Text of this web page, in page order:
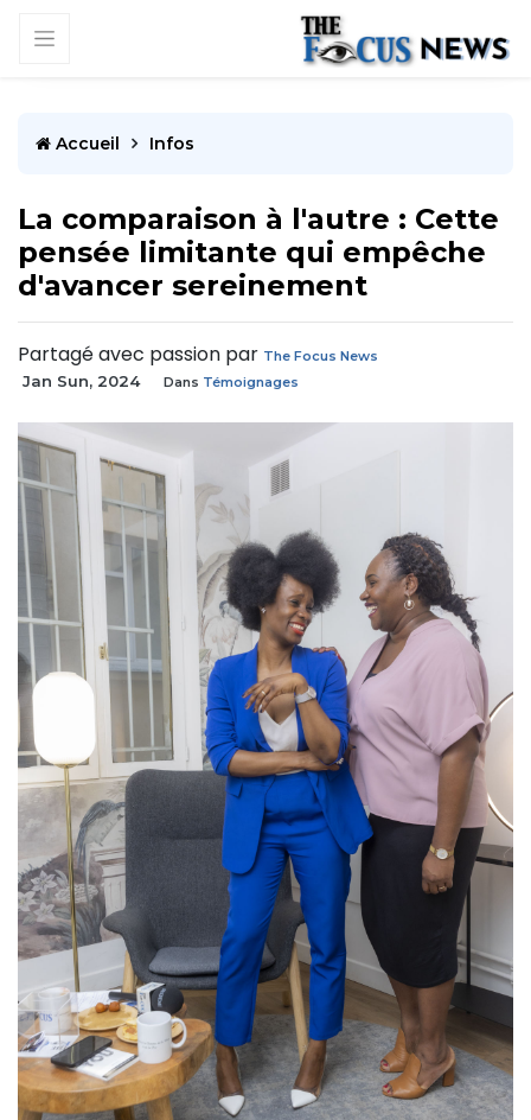
Accueil Infos
La comparaison à l'autre : Cette
pensée limitante qui empêche
d'avancer sereinement
Partagé avec passion par The Focus News
Jan Sun, 2024 Dans Témoignages